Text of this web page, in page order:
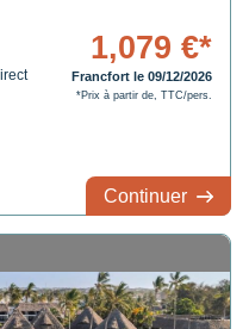
1,079 €*
Francfort le 09/12/2026
*Prix à partir de, TTC/pers.
Continuer